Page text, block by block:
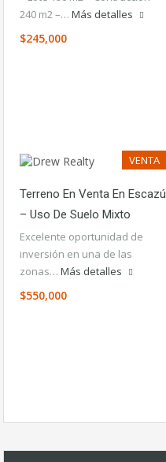
240 m2 –… Más detalles
$245,000
VENTA
Terreno En Venta En Escazú
– Uso De Suelo Mixto
Excelente oportunidad de
inversión en una de las
zonas… Más detalles
$550,000